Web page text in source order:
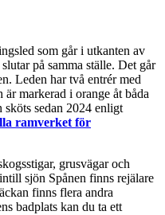
som går i utkanten av
på samma ställe. Det går
Leden har två entrér med
markerad i orange åt båda
sköts sedan 2024 enligt
ramverket för
grusvägar och
sjön Spånen finns rejälare
finns flera andra
badplats kan du ta ett